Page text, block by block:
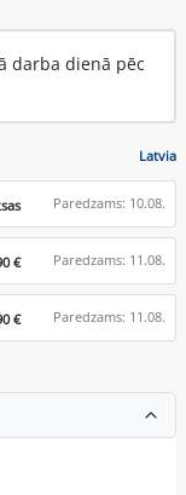
darba dienā pēc
Latvia
Paredzams: 10.08.
€ Paredzams: 11.08.
€ Paredzams: 11.08.